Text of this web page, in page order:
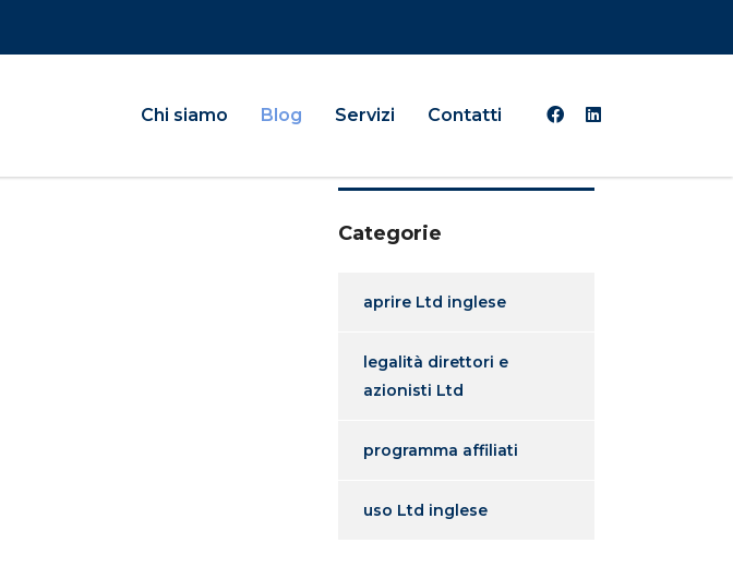
Chi siamo Blog Servizi Contatti
Categorie
aprire Ltd inglese
legalità direttori e
azionisti Ltd
programma affiliati
uso Ltd inglese